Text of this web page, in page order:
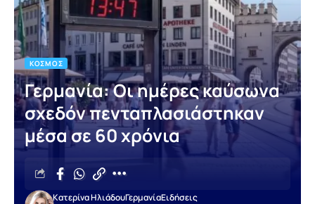
ΚΌΣΜΟΣ
Γερμανία: Οι ημέρες καύσωνα
σχεδόν πενταπλασιάστηκαν
μέσα σε 60 χρόνια
Κατερίνα ΗλιάδουΓερμανίαΕιδήσεις